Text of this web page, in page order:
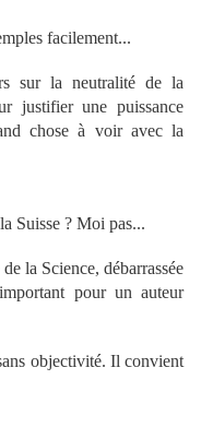
facilement...
sur la neutralité de la
justifier une puissance
chose à voir avec la
Suisse ? Moi pas...
la Science, débarrassée
pour un auteur
objectivité. Il convient